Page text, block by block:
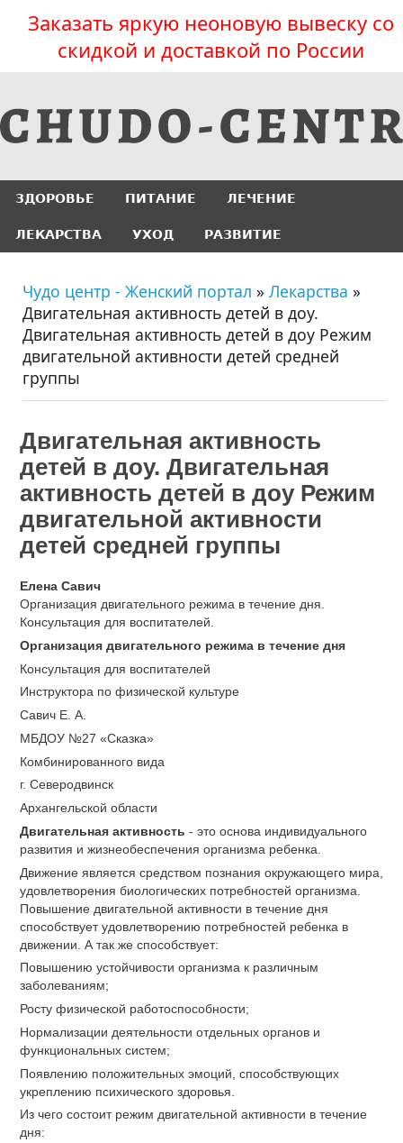
Заказать яркую неоновую вывеску со
скидкой и доставкой по России
ЗДОРОВЬЕ ПИТАНИЕ ЛЕЧЕНИЕ
ЛЕКАРСТВА УХОД РАЗВИТИЕ
Чудо центр - Женский портал » Лекарства »
Двигательная активность детей в доу.
Двигательная активность детей в доу Режим
двигательной активности детей средней
группы
Двигательная активность
детей в доу. Двигательная
активность детей в доу Режим
двигательной активности
детей средней группы
Елена Савич
Организация двигательного режима в течение дня.
Консультация для воспитателей.
Организация двигательного режима в течение дня
Консультация для воспитателей
Инструктора по физической культуре
Савич Е. А.
МБДОУ №27 «Сказка»
Комбинированного вида
г. Северодвинск
Архангельской области
Двигательная активность - это основа индивидуального
развития и жизнеобеспечения организма ребенка.
Движение является средством познания окружающего мира,
удовлетворения биологических потребностей организма.
Повышение двигательной активности в течение дня
способствует удовлетворению потребностей ребенка в
движении. А так же способствует:
Повышению устойчивости организма к различным
заболеваниям;
Росту физической работоспособности;
Нормализации деятельности отдельных органов и
функциональных систем;
Появлению положительных эмоций, способствующих
укреплению психического здоровья.
Из чего состоит режим двигательной активности в течение
дня: